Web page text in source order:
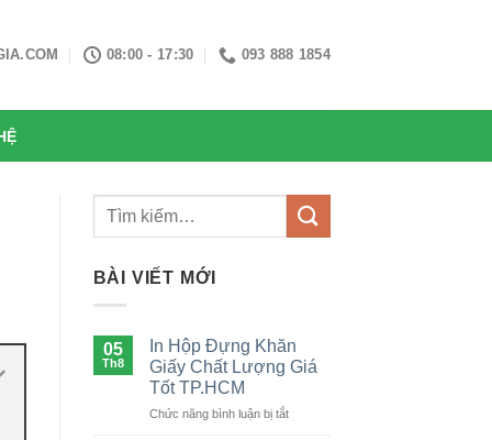
08:00 - 17:30 093 888 1854
BÀI VIẾT MỚI
05
Th8
In Hộp Đựng Khăn
Giấy Chất Lượng Giá
Tốt TP.HCM
Chức năng bình luận bị tắtở